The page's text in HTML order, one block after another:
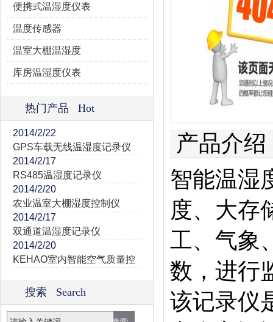
便携式温湿度仪表
温度传感器
温室大棚温湿度
库房温湿度仪表
热门产品 Hot
2014/2/22
GPS车载无线温湿度记录仪
2014/2/17
RS485温湿度记录仪
2014/2/20
农业温室大棚湿度控制仪
2014/2/17
双通道温湿度记录仪
2014/2/20
KEHAO室内智能空气质量控
搜索 Search
产品介绍
智能温湿
度、大存
工、气象
数，进行
该记录仪